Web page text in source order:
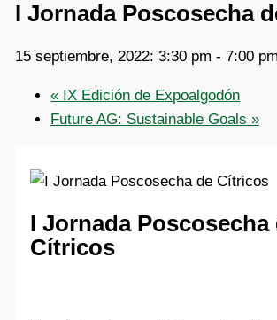
I Jornada Poscosecha
15 septiembre, 2022: 3:30 pm -7:00 pm
« IX Edición de Expoalgodón
Future AG: Sustainable Goals»
I Jornada Poscosecha
Cítricos